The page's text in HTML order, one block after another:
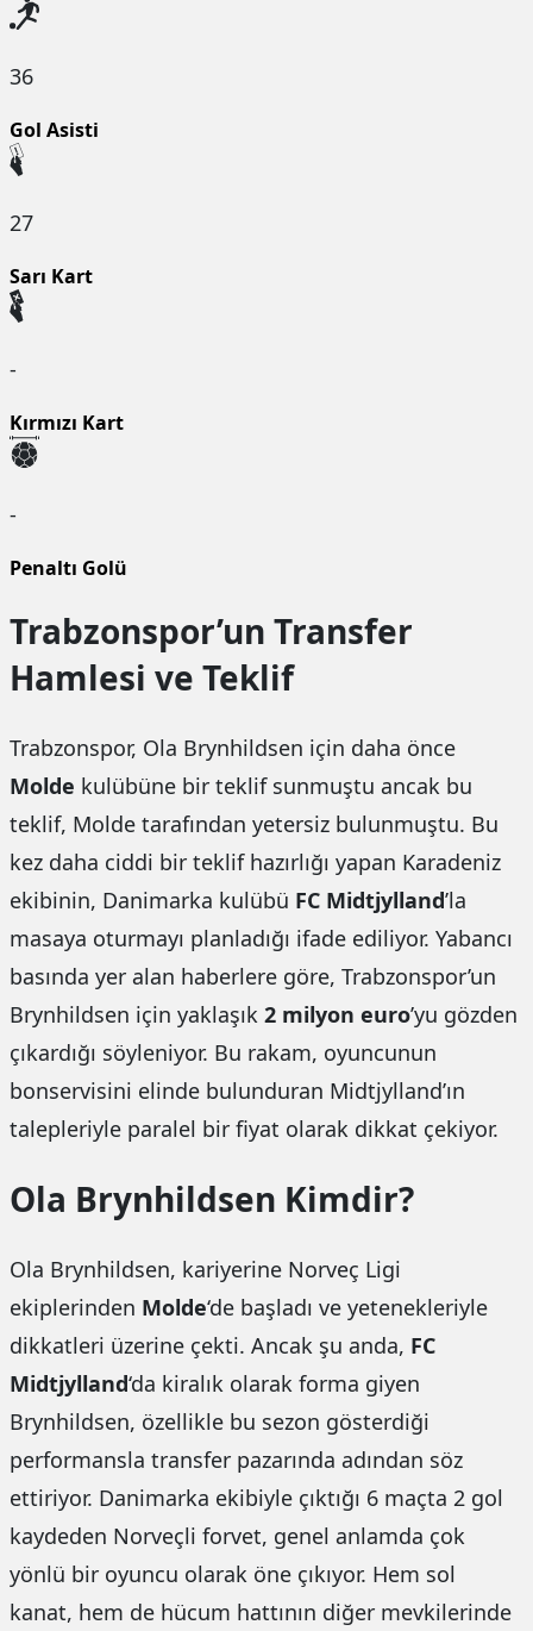
36
Gol Asisti
27
Sarı Kart
-
Kırmızı Kart
-
Penaltı Golü
Trabzonspor’un Transfer
Hamlesi ve Teklif
Trabzonspor, Ola Brynhildsen için daha önce
Molde kulübüne bir teklif sunmuştu ancak bu
teklif, Molde tarafından yetersiz bulunmuştu. Bu
kez daha ciddi bir teklif hazırlığı yapan Karadeniz
ekibinin, Danimarka kulübü FC Midtjylland’la
masaya oturmayı planladığı ifade ediliyor. Yabancı
basında yer alan haberlere göre, Trabzonspor’un
Brynhildsen için yaklaşık 2 milyon euro’yu gözden
çıkardığı söyleniyor. Bu rakam, oyuncunun
bonservisini elinde bulunduran Midtjylland’ın
talepleriyle paralel bir fiyat olarak dikkat çekiyor.
Ola Brynhildsen Kimdir?
Ola Brynhildsen, kariyerine Norveç Ligi
ekiplerinden Molde‘de başladı ve yetenekleriyle
dikkatleri üzerine çekti. Ancak şu anda, FC
Midtjylland‘da kiralık olarak forma giyen
Brynhildsen, özellikle bu sezon gösterdiği
performansla transfer pazarında adından söz
ettiriyor. Danimarka ekibiyle çıktığı 6 maçta 2 gol
kaydeden Norveçli forvet, genel anlamda çok
yönlü bir oyuncu olarak öne çıkıyor. Hem sol
kanat, hem de hücum hattının diğer mevkilerinde